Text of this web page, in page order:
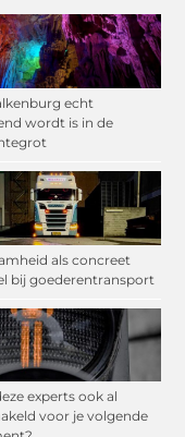
echt
wordt is in de
als concreet
bij goederentransport
experts ook al
voor je volgende